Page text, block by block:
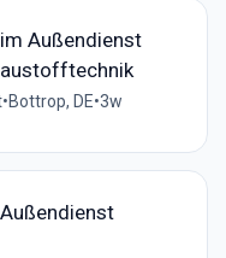
Außendienst
•Bottrop, DE•3w